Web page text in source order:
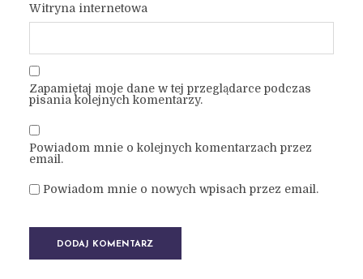
Witryna internetowa
Zapamiętaj moje dane w tej przeglądarce podczas
pisania kolejnych komentarzy.
Powiadom mnie o kolejnych komentarzach przez
email.
Powiadom mnie o nowych wpisach przez email.